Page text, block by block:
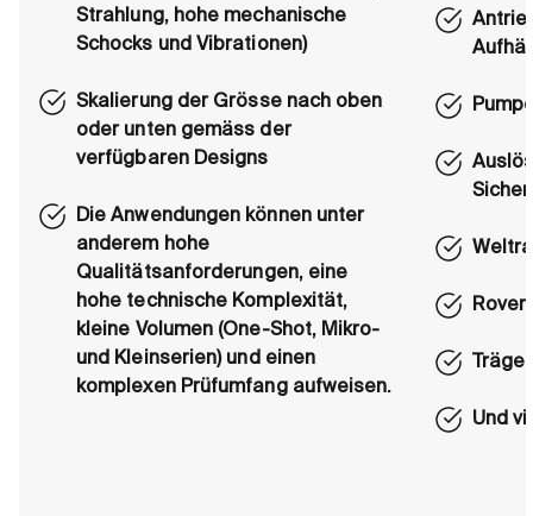
Strahlung, hohe mechanische
Schocks und Vibrationen)
Skalierung der Grösse nach oben
oder unten gemäss der
verfügbaren Designs
Die Anwendungen können unter
anderem hohe
Qualitätsanforderungen, eine
hohe technische Komplexität,
kleine Volumen (One-Shot, Mikro-
und Kleinserien) und einen
komplexen Prüfumfang aufweisen.
Und